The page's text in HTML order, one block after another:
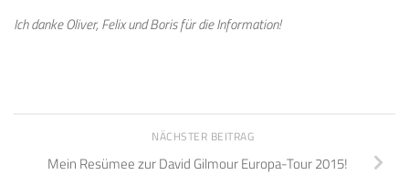
Ich danke Oliver, Felix und Boris für die Information!
NÄCHSTER BEITRAG
Mein Resümee zur David Gilmour Europa-Tour 2015!